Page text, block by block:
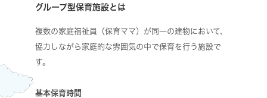
グループ型保育施設とは
複数の家庭福祉員（保育ママ）が同一の建物において、
協力しながら家庭的な雰囲気の中で保育を行う施設で
す。
基本保育時間